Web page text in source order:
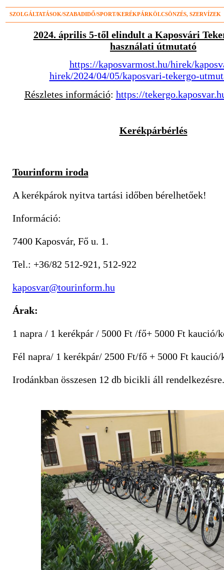
SZOLGÁLTATÁSOK/SZABADIDŐ/SPORT/KERÉKPÁRKÖLCSÖNZÉS, SZERVÍZEK
2024. április 5-től elindult a Kaposvári
használati útmutató
https://kaposvarmost.hu/hirek/
hirek/2024/04/05/kaposvari-tekergo-
Részletes információ: https://
Kerékpárbérlés
Tourinform iroda
A kerékpárok nyitva tartási időben bérelhetőek!
Információ:
7400 Kaposvár, Fő u. 1.
Tel.: +36/82 512-921, 512-922
kaposvar@tourinform.hu
Árak:
1 napra / 1 kerékpár / 5000 Ft /fő+ 5000 Ft kaució/
Fél napra/ 1 kerékpár/ 2500 Ft/fő + 5000 Ft kaució/
Irodánkban összesen 12 db bicikli áll rendelkezésre.